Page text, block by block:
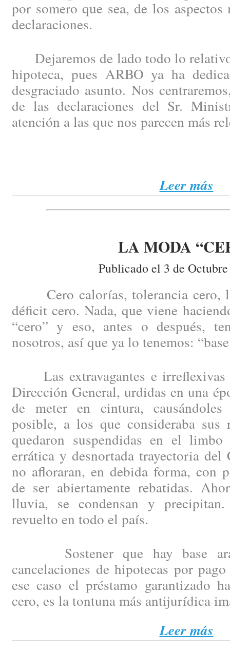
por somero que sea, de los aspectos
declaraciones.
Dejaremos de lado todo lo relativo
hipoteca, pues ARBO ya ha
desgraciado asunto. Nos
de las declaraciones del Sr.
atención a las que nos parecen más
Leer más
LA MODA
Publicado el 3 de
Cero calorías, tolerancia cero,
déficit cero. Nada, que viene
“cero” y eso, antes o después,
nosotros, así que ya lo tenemos:
Las extravagantes e irreflexivas
Dirección General, urdidas en una
de meter en cintura,
posible, a los que consideraba sus
quedaron suspendidas en el
errática y desnortada trayectoria
no afloraran, en debida forma, con
de ser abiertamente rebatidas.
lluvia, se condensan y
revuelto en todo el país.
Sostener que hay base
cancelaciones de hipotecas por
ese caso el préstamo garantizado
cero, es la tontuna más antijurídica
Leer más